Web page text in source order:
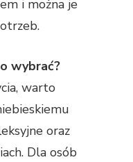
i można je
wybrać?
warto
oraz
Dla osób